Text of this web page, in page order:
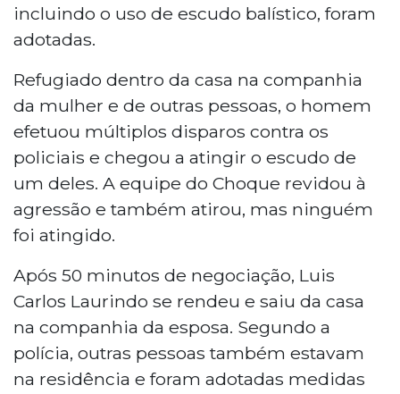
incluindo o uso de escudo balístico, foram
adotadas.
Refugiado dentro da casa na companhia
da mulher e de outras pessoas, o homem
efetuou múltiplos disparos contra os
policiais e chegou a atingir o escudo de
um deles. A equipe do Choque revidou à
agressão e também atirou, mas ninguém
foi atingido.
Após 50 minutos de negociação, Luis
Carlos Laurindo se rendeu e saiu da casa
na companhia da esposa. Segundo a
polícia, outras pessoas também estavam
na residência e foram adotadas medidas